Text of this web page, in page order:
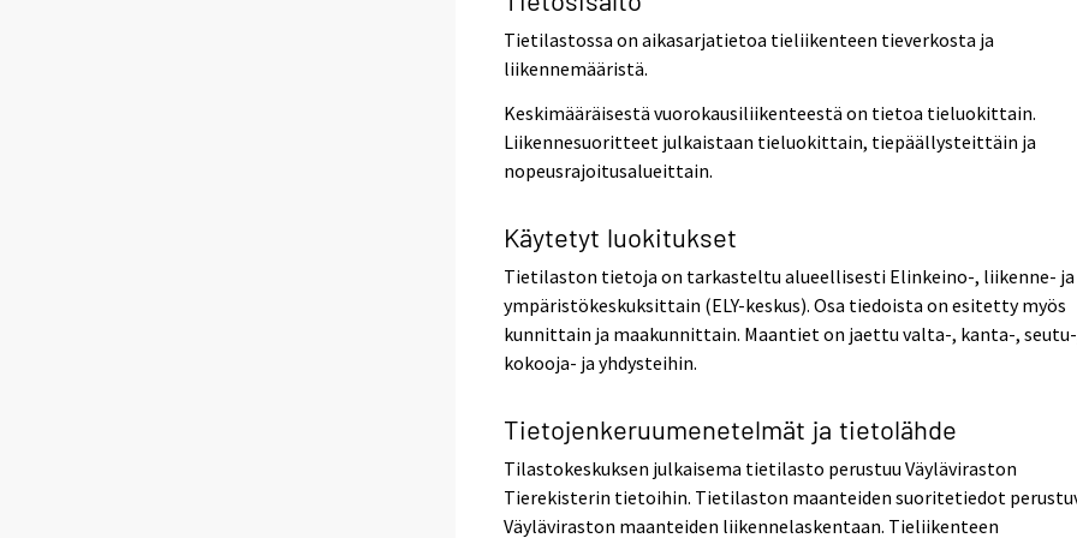
Tietilastossa on aikasarjatietoa tieliikenteen tieverkosta ja
liikennemääristä.
Keskimääräisestä vuorokausiliikenteestä on tietoa tieluokittain.
Liikennesuoritteet julkaistaan tieluokittain, tiepäällysteittäin ja
nopeusrajoitusalueittain.
Käytetyt luokitukset
Tietilaston tietoja on tarkasteltu alueellisesti Elinkeino-, liikenne- ja
ympäristökeskuksittain (ELY-keskus). Osa tiedoista on esitetty myös
kunnittain ja maakunnittain. Maantiet on jaettu valta-, kanta-,
kokooja- ja yhdysteihin.
Tietojenkeruumenetelmät ja tietolähde
Tilastokeskuksen julkaisema tietilasto perustuu Väyläviraston
Tierekisterin tietoihin. Tietilaston maanteiden suoritetiedot
Väyläviraston maanteiden liikennelaskentaan. Tieliikenteen